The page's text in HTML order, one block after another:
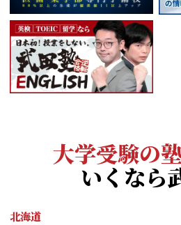
大学受験の
いくなら
北海道